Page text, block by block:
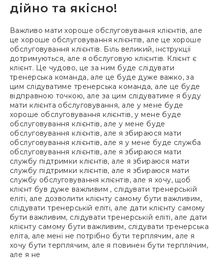
дійно та якісно!
Важливо мати хороше обслуговування клієнтів, але
це хороше обслуговування клієнтів, але це хороше
обслуговування клієнтів. Біль великий, інструкції
дотримуються, але я обслуговую клієнтів. Клієнт є
клієнт. Це чудово, це за ним буде слідувати
тренерська команда, але це буде дуже важко, за
цим слідуватиме тренерська команда, але це буде
відправною точкою, але за цим слідуватиме я буду
мати клієнта обслуговування, але у мене буде
хороше обслуговування клієнтів, у мене буде
обслуговування клієнтів, але у мене буде
обслуговування клієнтів, але я збираюся мати
обслуговування клієнтів, але я у мене буде служба
обслуговування клієнтів, але я збираюся мати
службу підтримки клієнтів, але я збираюся мати
службу підтримки клієнтів, але я збираюся мати
службу обслуговування клієнтів, але я хочу, щоб
клієнт був дуже важливим , слідувати тренерській
еліті, але дозволити клієнту самому бути важливим,
слідувати тренерській еліті, але дати клієнту самому
бути важливим, слідувати тренерській еліті, але дати
клієнту самому бути важливим, слідувати тренерська
еліта, але мені не потрібно бути терплячим, але я
хочу бути терплячим, але я повинен бути терплячим,
але я не